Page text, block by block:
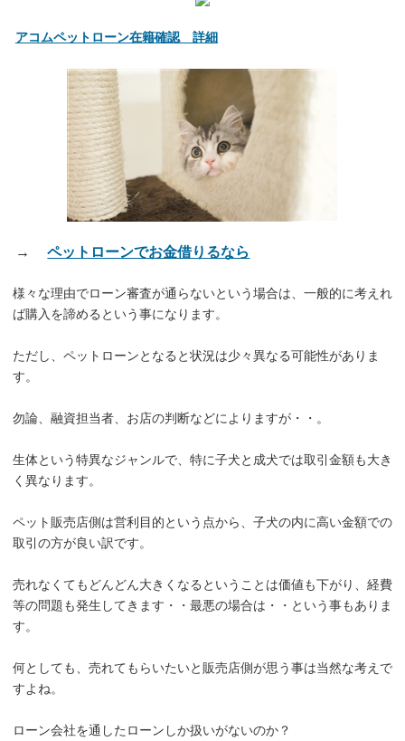
アコムペットローン在籍確認 詳細
→ ペットローンでお金借りるなら
様々な理由でローン審査が通らないという場合は、一般的に考えれ
ば購入を諦めるという事になります。
ただし、ペットローンとなると状況は少々異なる可能性がありま
す。
勿論、融資担当者、お店の判断などによりますが・・。
生体という特異なジャンルで、特に子犬と成犬では取引金額も大き
く異なります。
ペット販売店側は営利目的という点から、子犬の内に高い金額での
取引の方が良い訳です。
売れなくてもどんどん大きくなるということは価値も下がり、経費
等の問題も発生してきます・・最悪の場合は・・という事もありま
す。
何としても、売れてもらいたいと販売店側が思う事は当然な考えで
すよね。
ローン会社を通したローンしか扱いがないのか？